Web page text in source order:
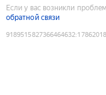
Если у вас возникли
обратной связи
9189515827366464632: